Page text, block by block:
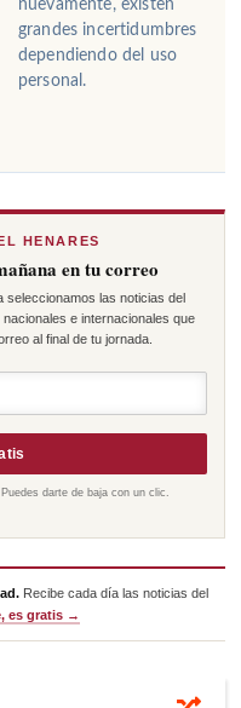
nuevamente, existen
grandes incertidumbres
dependiendo del uso
personal.
HENARES
en tu correo
seleccionamos las noticias del
e internacionales que
al final de tu jornada.
darte de baja con un clic.
Recibe cada día las noticias del
es gratis →